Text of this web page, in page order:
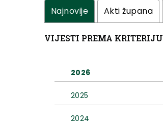
Najnovije Akti župana
VIJESTI PREMA KRITERIJU
2026
2025
2024